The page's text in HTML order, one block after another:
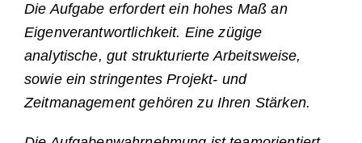
Die Aufgabe erfordert ein hohes Maß an
Eigenverantwortlichkeit. Eine zügige
analytische, gut strukturierte Arbeitsweise,
sowie ein stringentes Projekt- und
Zeitmanagement gehören zu Ihren Stärken.